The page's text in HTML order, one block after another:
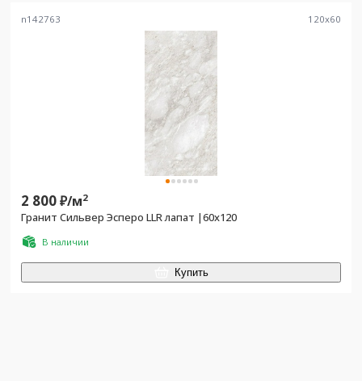
n142763 120x60
2 800₽/м2
Гранит Сильвер Эсперо LLR лапат |60x120
В наличии
Купить